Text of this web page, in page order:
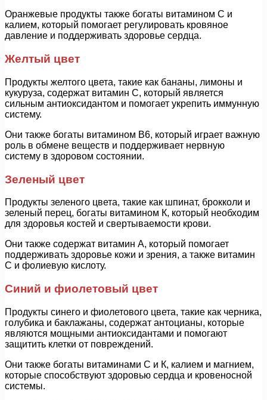
Оранжевые продукты также богаты витамином С и
калием, который помогает регулировать кровяное
давление и поддерживать здоровье сердца.
Желтый цвет
Продукты желтого цвета, такие как бананы, лимоны и
кукуруза, содержат витамин С, который является
сильным антиоксидантом и помогает укрепить иммунную
систему.
Они также богаты витамином В6, который играет важную
роль в обмене веществ и поддерживает нервную
систему в здоровом состоянии.
Зеленый цвет
Продукты зеленого цвета, такие как шпинат, брокколи и
зеленый перец, богаты витамином К, который необходим
для здоровья костей и свертываемости крови.
Они также содержат витамин А, который помогает
поддерживать здоровье кожи и зрения, а также витамин
С и фолиевую кислоту.
Синий и фиолетовый цвет
Продукты синего и фиолетового цвета, такие как черника,
голубика и баклажаны, содержат антоцианы, которые
являются мощными антиоксидантами и помогают
защитить клетки от повреждений.
Они также богаты витаминами С и К, калием и магнием,
которые способствуют здоровью сердца и кровеносной
системы.